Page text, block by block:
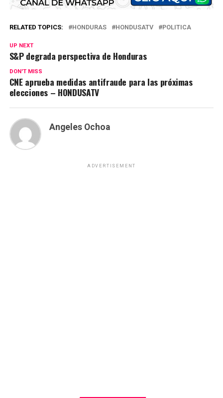
RELATED TOPICS: HONDURAS HONDUSATV POLITICA
UP NEXT
S&P degrada perspectiva de Honduras
DON'T MISS
CNE aprueba medidas antifraude para las próximas
elecciones – HONDUSATV
Angeles Ochoa
ADVERTISEMENT